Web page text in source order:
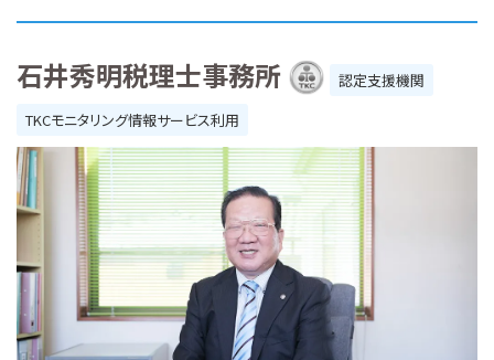
石井秀明税理士事務所
認定支援機関
TKCモニタリング情報サービス利用